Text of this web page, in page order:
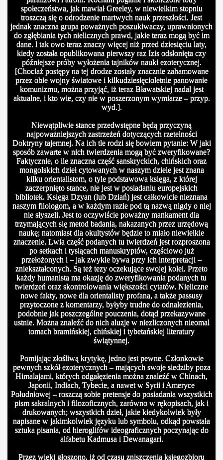
społeczeństwa, jak mawiał Greeley, w niewielkim stopniu
troszczą się o odrodzenie martwych nauk przeszłości. Jest
jednak znaczna grupa poważnych poszukiwaczy, uprawnionych
do zgłębiania tych nielicznych prawd, jakie teraz mogą być im
dane. l tak owo teraz znaczy więcej niż przed dziesięciu laty,
kiedy została opublikowana pierwszy raz Izis odsłonięta czy
późniejsze próby wyłożenia tajników nauki ezoterycznej.
[Chociaż postępy na tej drodze zostały znacznie zahamowane
przez obie wojny światowe i kilkudziesięcioletnie panowanie
komunizmu, można przyjąć, iż teraz Bławatskiej nadal jest
aktualne, i kto wie, czy nie w poszerzonym wymiarze – przyp.
wyd.].
Niewątpliwie stance przedwstępne będą przyczyną
najpoważniejszych zastrzeżeń dotyczących rzetelności
Doktryny tajemnej. Na ich tle rodzi się bowiem pytanie: W jaki
sposób zawarte w nich twierdzenia mogą być zweryfikowane?
Faktycznie, o ile znaczna część sanskryckich, chińskich oraz
mongolskich dzieł cytowanych w naszym dziele jest znana
kilku orientalistom, o tyle podstawowa księga, z której
zaczerpnięto stance, nie jest w posiadaniu europejskich
bibliotek. Księga Dzyan (lub Dziań) jest całkowicie nieznana
naszym filologom, a w każdym razie pod tą nazwą nigdy o niej
nie słyszeli. Jest to oczywiście poważny mankament dla
trzymających się metod badania, nakazanych przez urzędową
naukę; natomiast dla okultystów będzie to miało niewielkie
znaczenie. Lwia część podanych tu twierdzeń jest rozproszona
po setkach i tysiącach manuskryptów, częściowo już
przełożonych i – jak zwykle bywa przy ich interpretacji –
zniekształconych. Są też tezy oczekujące swojej kolei. Przeto
każdy humanista ma okazję do zweryfikowania podanych tu
twierdzeń oraz skontrolowania większości cytatów. Nieliczne
nowe fakty, nowe dla orientalisty profana, a także passusy
przytoczone z komentarzy, byłyby trudne do odnalezienia,
podobnie jak poszczególne pouczenia, dotąd przekazywane
ustnie. Można znaleźć do nich aluzje w niezliczonych nieomal
tomach bramińskiej, chińskiej i tybetańskiej literatury
świątynnej.
Pomijając złośliwą krytykę, jedno jest pewne. Członkowie
pewnych szkół ezoterycznych – mających swoje siedziby poza
Himalajami, których odgałęzienia można znaleźć w Chinach,
Japonii, Indiach, Tybecie, a nawet w Syrii i Ameryce
Południowej – roszczą sobie pretensje do posiadania wszystkich
pism sakralnych i filozoficznych, zarówno w rękopisach, jak i
drukowanych; wszystkich dzieł, jakie kiedykolwiek były
napisane w jakimkolwiek języku lub symbolu, odkąd powstała
sztuka pisania, od hieroglifów ideograficznych poczynając do
alfabetu Kadmusa i Dewanagari.
Przez wieki głoszono, iż od czasu zniszczenia księgozbioru